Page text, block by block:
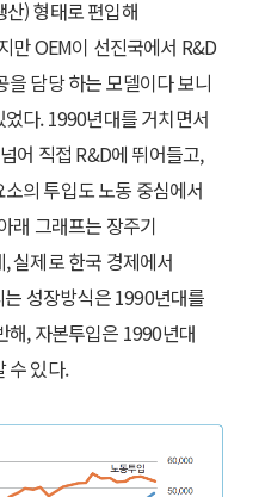
) 형태로 편입해
만 OEM이 선진국에서 R&D
을 담당 하는 모델이다 보니
다. 1990년대를 거치면서
어 직접 R&D에 뛰어들고,
의 투입도 노동 중심에서
래 그래프는 장주기
실제로 한국 경제에서
성장방식은 1990년대를
해, 자본투입은 1990년대
수 있다.